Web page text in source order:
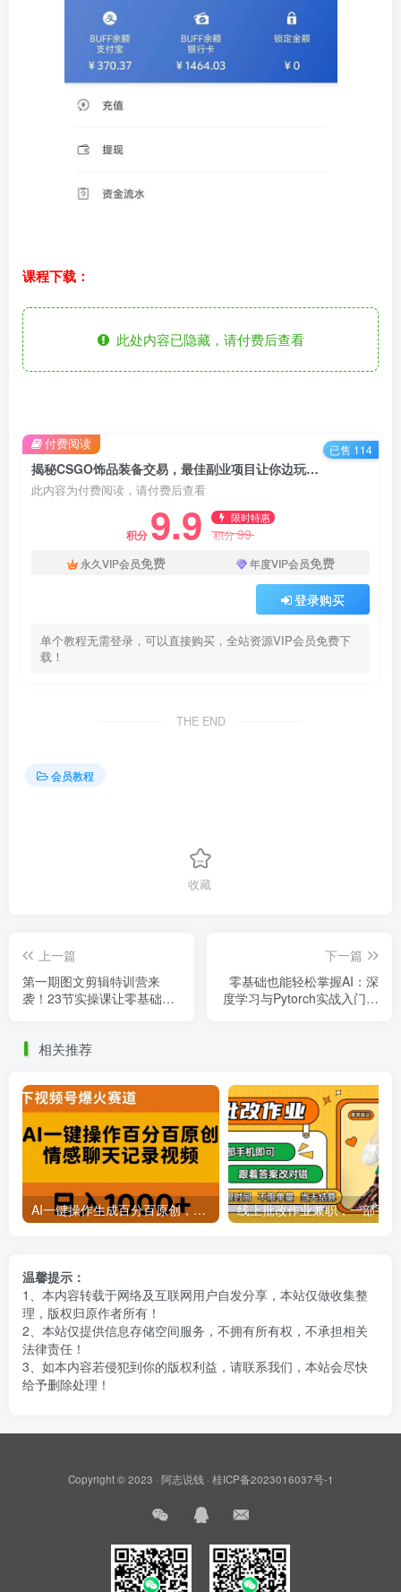
课程下载：
此处内容已隐藏，请付费后查看
揭秘CSGO饰品装备交易，最佳副业项目让你边玩边赚！
此内容为付费阅读，请付费后查看
积分 9.9 限时特惠
积分99
永久VIP会员免费 年度VIP会员免费
登录购买
单个教程无需登录，可以直接购买，全站资源VIP会员免费下
载！
付费阅读 已售 114
THE END
会员教程
收藏
上一篇
第一期图文剪辑特训营来
袭！23节实操课让零基础的
下一篇
零基础也能轻松掌握AI：深
度学习与Pytorch实战入门，
相关推荐
AI一键操作生成百分百原创，揭秘情感聊天记录视频，当下视频号爆火新赛道
温馨提示：
1、本内容转载于网络及互联网用户自发分享，本站仅做收集整
理，版权归原作者所有！
2、本站仅提供信息存储空间服务，不拥有所有权，不承担相关
法律责任！
3、如本内容若侵犯到你的版权利益，请联系我们，本站会尽快
给予删除处理！
Copyright © 2023 · 阿志说钱 · 桂ICP备2023016037号-1